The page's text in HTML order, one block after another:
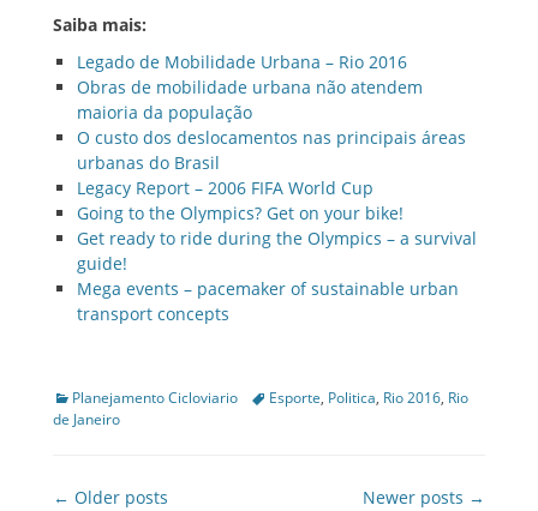
Saiba mais:
Legado de Mobilidade Urbana – Rio 2016
Obras de mobilidade urbana não atendem
maioria da população
O custo dos deslocamentos nas principais áreas
urbanas do Brasil
Legacy Report – 2006 FIFA World Cup
Going to the Olympics? Get on your bike!
Get ready to ride during the Olympics – a survival
guide!
Mega events – pacemaker of sustainable urban
transport concepts
Categories
Planejamento Cicloviario TagsEsporte, Politica, Rio 2016, Rio
de Janeiro
Post
← Older posts Newer posts →